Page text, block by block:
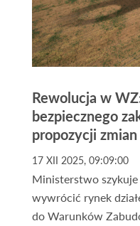
Rewolucja w
bezpiecznego
propozycji
17 XII 2025, 09:09:00
Ministerstwo szykuje
wywrócić rynek
do Warunków